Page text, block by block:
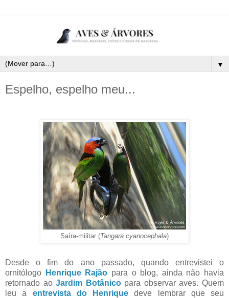
▼
Espelho, espelho meu...
Saíra-militar (Tangara cyanocephala)
Desde o fim do ano passado, quando entrevistei o
ornitólogo
Henrique Rajão para o blog, ainda não havia
retornado aoJardim Botânicopara observar aves. Quem
leu a entrevista do Henrique deve lembrar que seu